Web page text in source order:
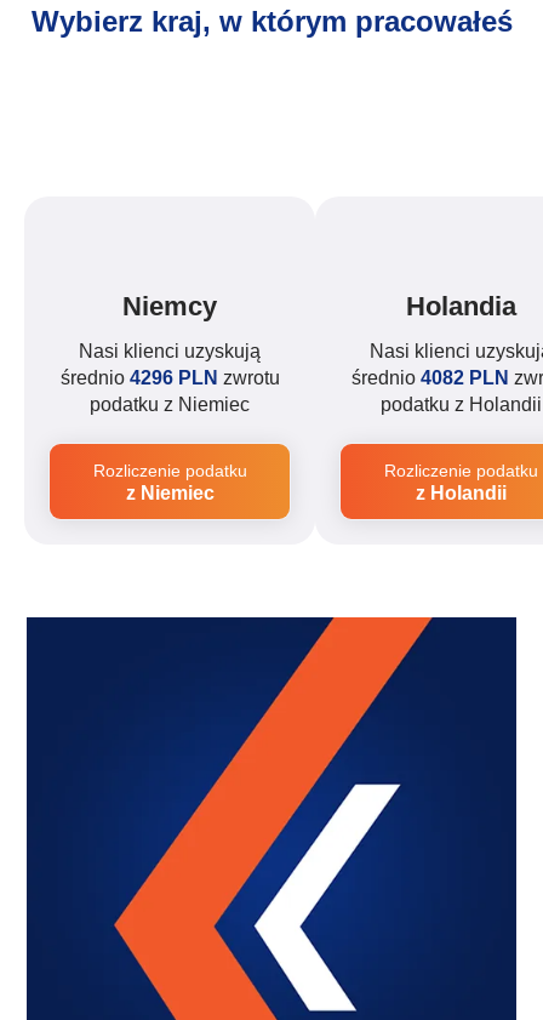
Wybierz kraj, w którym pracowałeś
Niemcy
Nasi klienci uzyskują
średnio 4296 PLN zwrotu
podatku z Niemiec
Rozliczenie podatku
z Niemiec
Holandia
Nasi klienci
średnio 4082 PLN
podatku z Holandii
Rozliczenie podatku
z Holandii